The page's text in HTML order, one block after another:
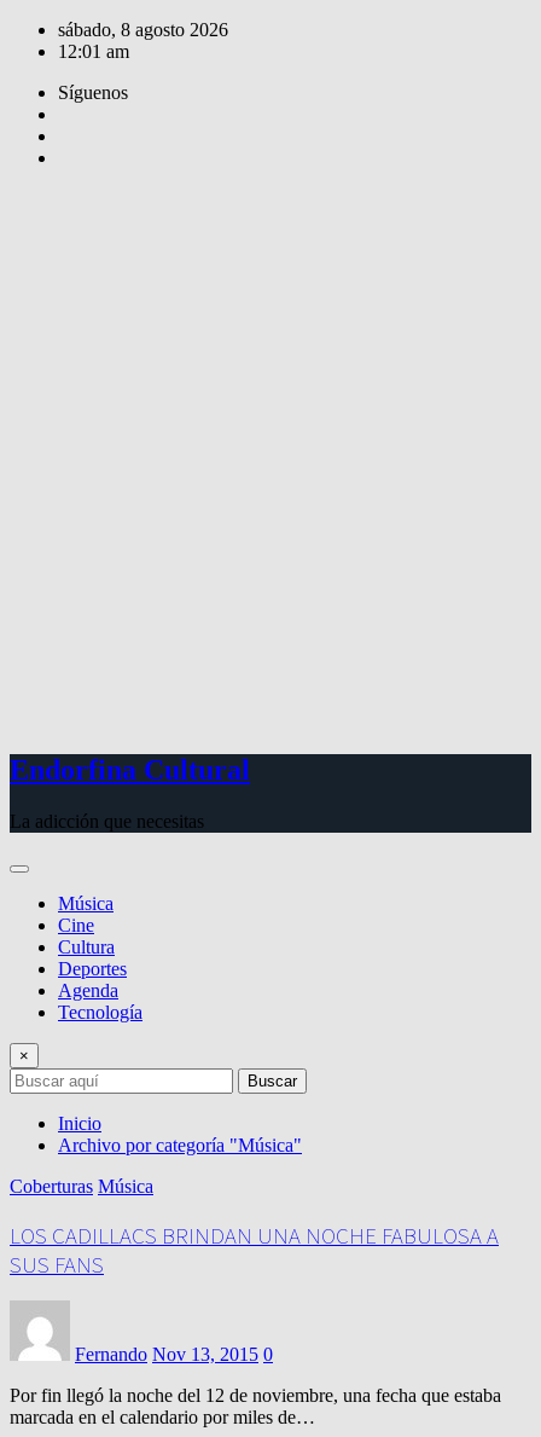
Saltar
sábado, 8 agosto 2026
12:01 am
Síguenos
Endorfina Cultural
La adicción que necesitas
Música
Cine
Cultura
Deportes
Agenda
Tecnología
×
Buscar
Inicio
Archivo por categoría "Música"
Coberturas Música
LOS CADILLACS BRINDAN UNA NOCHE FABULOSA A
SUS FANS
Fernando Nov 13, 2015 0
Por fin llegó la noche del 12 de noviembre, una fecha que estaba
marcada en el calendario por miles de…